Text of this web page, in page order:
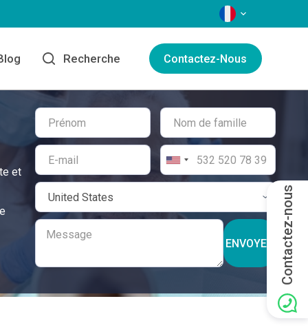
LANGAGES
Recherche Contactez-Nous
et
ENVOYER Contactez-nous